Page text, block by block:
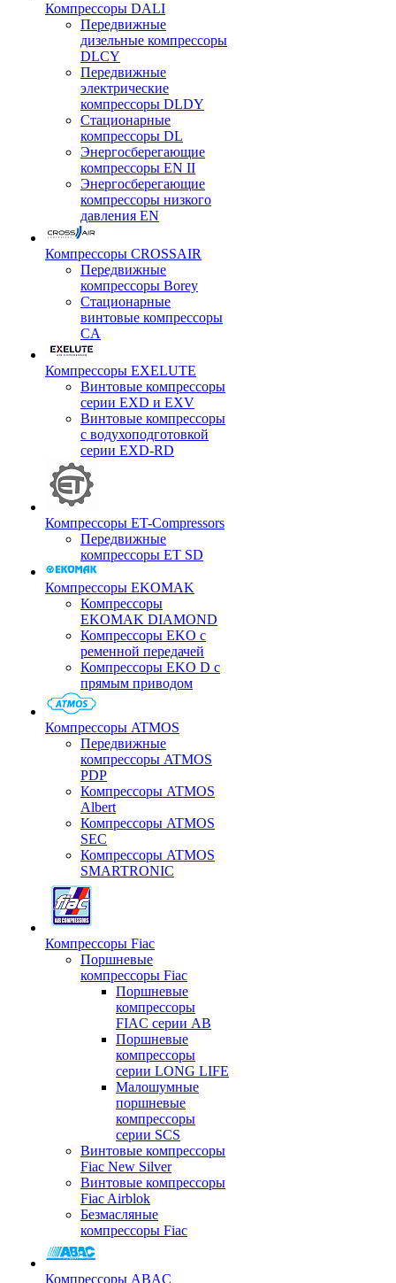
Компрессоры DALI
Передвижные
дизельные компрессоры
DLCY
Передвижные
электрические
компрессоры DLDY
Стационарные
компрессоры DL
Энергосберегающие
компрессоры EN II
Энергосберегающие
компрессоры низкого
давления EN
Компрессоры CROSSAIR
Передвижные
компрессоры Borey
Стационарные
винтовые компрессоры
CA
Компрессоры EXELUTE
Винтовые компрессоры
серии EXD и EXV
Винтовые компрессоры
с водухоподготовкой
серии EXD-RD
Компрессоры ET-Compressors
Передвижные
компрессоры ET SD
Компрессоры EKOMAK
Компрессоры
EKOMAK DIAMOND
Компрессоры EKO c
ременной передачей
Компрессоры EKO D с
прямым приводом
Компрессоры ATMOS
Передвижные
компрессоры ATMOS
PDP
Компрессоры ATMOS
Albert
Компрессоры ATMOS
SEC
Компрессоры ATMOS
SMARTRONIC
Компрессоры Fiac
Поршневые
компрессоры Fiac
Поршневые
компрессоры
FIAC серии AB
Поршневые
компрессоры
серии LONG LIFE
Малошумные
поршневые
компрессоры
серии SCS
Винтовые компрессоры
Fiac New Silver
Винтовые компрессоры
Fiac Airblok
Безмасляные
компрессоры Fiac
Компрессоры ABAC